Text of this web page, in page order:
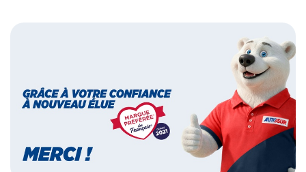
français